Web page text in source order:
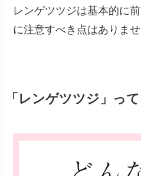
レンゲツツジは基本的に
に注意すべき点はありませ
「レンゲツツジ」っ